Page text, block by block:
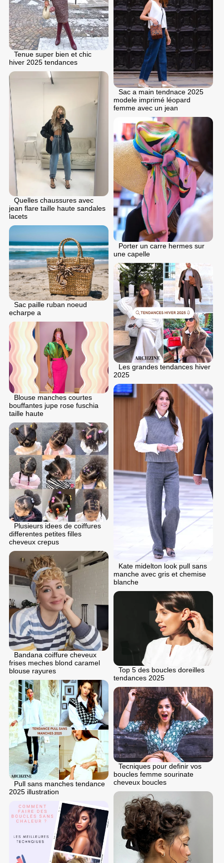
Tenue super bien et chic
hiver 2025 tendances
Sac a main tendnace 2025
modele imprimé léopard
femme avec un jean
Quelles chaussures avec
jean flare taille haute sandales
lacets
Porter un carre hermes sur
une capelle
Sac paille ruban noeud
echarpe a
Les grandes tendances hiver
2025
Blouse manches courtes
bouffantes jupe rose fuschia
taille haute
Kate midelton look pull sans
manche avec gris et chemise
blanche
Plusieurs idees de coiffures
differentes petites filles
cheveux crepus
Bandana coiffure cheveux
frises meches blond caramel
blouse rayures
Top 5 des boucles doreilles
tendances 2025
Pull sans manches tendance
2025 illustration
Tecniques pour definir vos
boucles femme sourinate
cheveux boucles